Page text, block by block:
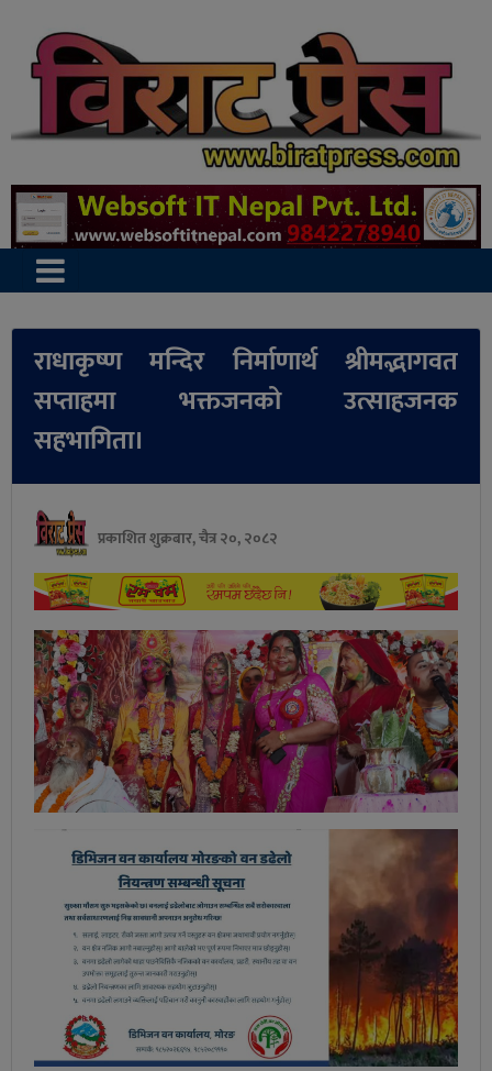
राधाकृष्ण मन्दिर निर्माणार्थ श्रीमद्भागवत
सप्ताहमा भक्तजनको उत्साहजनक
सहभागिता।
प्रकाशित शुक्रबार, चैत्र २०, २०८२